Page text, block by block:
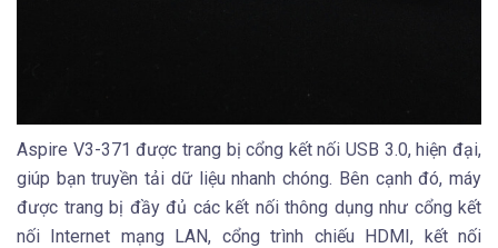
Aspire V3-371 được trang bị cổng kết nối USB 3.0, hiện đại,
giúp bạn truyền tải dữ liệu nhanh chóng. Bên cạnh đó, máy
được trang bị đầy đủ các kết nối thông dụng như cổng kết
nối Internet mạng LAN, cổng trình chiếu HDMI, kết nối